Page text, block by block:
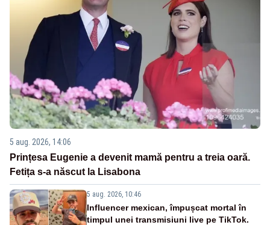
5 aug. 2026, 14:06
Prințesa Eugenie a devenit mamă pentru a treia oară.
Fetița s-a născut la Lisabona
5 aug. 2026, 10:46
Influencer mexican, împușcat mortal în
timpul unei transmisiuni live pe TikTok.